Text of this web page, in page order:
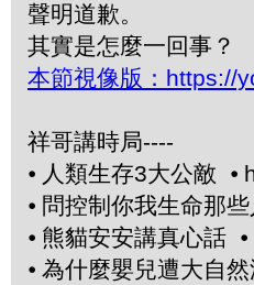
聲明道歉。
其實是怎麼一回事？
本節視像版：https://
祥哥講時局----
⦁ 人類生存3大公敵 ⦁
⦁ 問控制你我生命那
⦁ 熊貓安安講真心話 ⦁
⦁ 為什麼嬰兒遭大自